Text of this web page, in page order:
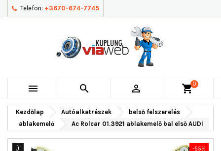
Telefon: +3670-674-7745
   shopping_cart0
Kezdőlap Autóalkatrészek
belső felszerelés
ablakemelő
Ac Rolcar 01.3921 ablakemelő bal első AUDI
Új
-55%